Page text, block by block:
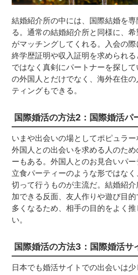
結婚紹介所の中には、国際結婚を
る。通常の結婚紹介所と同様に、
がマッチングしてくれる。入会の
終学歴証明や収入証明を求められ
ではなく真剣にパートナーを探し
の外国人とだけでなく、海外在住
ティングもできる。
国際婚活の方法2：国際婚活パ
いまや出会いの場としてポピュラー
外国人との出会いを求める人のた
ーもある。外国人とのお見合いパ
立食パーティーのような形ではな
切って行うものが主流だ。結婚紹
加できる反面、友人作りや遊び目
多くなるため、相手の目的をよく
い。
国際婚活の方法3：国際婚活サ
日本でも婚活サイトでの出会いは